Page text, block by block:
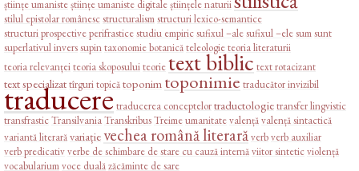
științe umanisteștiințe umaniste digitaleștiințele naturii
stilul epistolar românescstructuralismstructuri lexico-semantice
structuri prospective perifrasticestudiu empiricsufixul –alesufixul –elesumsunt
superlativul inverssupintaxonomie botanicăteleologieteoria literaturii
teoria relevanțeiteoria skoposuluiteorietext biblic text rotacizant
text specializattîrguritopicătoponim toponimie traducător invizibil
traduceretraducerea conceptelortraductologietransfer lingvistic
transfrasticTransilvaniaTranskribusTreimeumanitatevalențăvalență sintactică
variantă literarăvariațievechea română literarăverbverb auxiliar
verb predicativverbe de schimbare de stare cu cauză internăviitor sinteticviolență
vocabulariumvoce dualăzăcăminte de sare